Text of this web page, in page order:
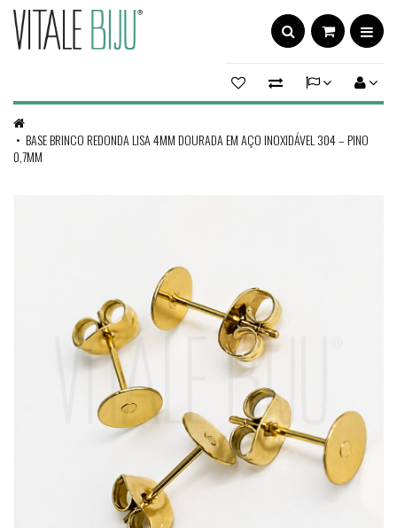
BASE BRINCO REDONDA LISA 4MM DOURADA EM AÇO INOXIDÁVEL 304 – PINO
0,7MM